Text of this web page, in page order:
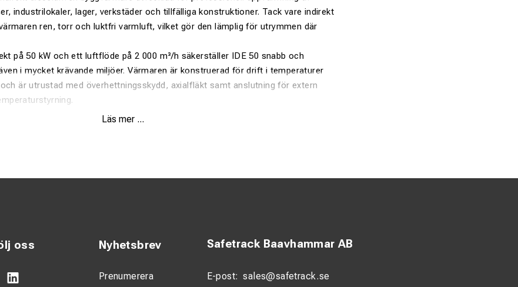
industrilokaler, lager, verkstäder och tillfälliga konstruktioner. Tack vare indirekt
ren, torr och luktfri varmluft, vilket gör den lämplig för utrymmen där
på 50 kW och ett luftflöde på 2 000 m³/h säkerställer IDE 50 snabb och
i mycket krävande miljöer. Värmaren är konstruerad för drift i temperaturer
och är utrustad med överhettningsskydd, axialfläkt samt anslutning för extern
på 50 kW
termostat
för bygg- och industrimiljöer
Läs mer ...
oss Nyhetsbrev
Prenumerera
Safetrack Baavhammar AB
E-post: sales@safetrack.se